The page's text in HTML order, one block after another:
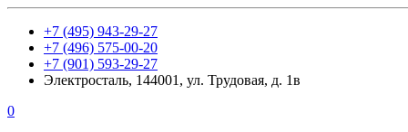
+7 (495) 943-29-27
+7 (496) 575-00-20
+7 (901) 593-29-27
Электросталь, 144001, ул. Трудовая, д. 1в
0